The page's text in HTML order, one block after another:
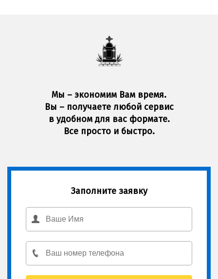
Мы – экономим Вам время.
Вы – получаете любой сервис
в удобном для вас формате.
Все просто и быстро.
Заполните заявку